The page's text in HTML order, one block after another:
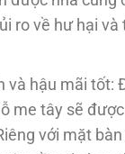
ro về hư hại
và hậu mãi tốt:
me tây sẽ
với mặt